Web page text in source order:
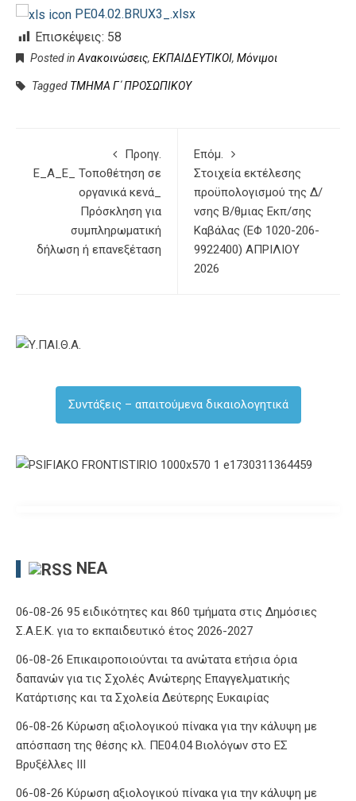
PE04.02.BRUX3_.xlsx
Επισκέψεις: 58
Posted in Ανακοινώσεις, ΕΚΠΑΙΔΕΥΤΙΚΟΙ, Μόνιμοι
Tagged ΤΜΗΜΑ Γ΄ ΠΡΟΣΩΠΙΚΟΥ
Προηγ.
Ε_Α_Ε_ Τοποθέτηση σε
οργανικά κενά_
Πρόσκληση για
συμπληρωματική
δήλωση ή επανεξέταση
Επόμ.
Στοιχεία εκτέλεσης
προϋπολογισμού της Δ/
νσης Β/θμιας Εκπ/σης
Καβάλας (ΕΦ 1020-206-
9922400) ΑΠΡΙΛΙΟΥ
2026
Συντάξεις – απαιτούμενα δικαιολογητικά
ΝΈΑ
06-08-26 95 ειδικότητες και 860 τμήματα στις Δημόσιες
Σ.Α.Ε.Κ. για το εκπαιδευτικό έτος 2026-2027
06-08-26 Επικαιροποιούνται τα ανώτατα ετήσια όρια
δαπανών για τις Σχολές Ανώτερης Επαγγελματικής
Κατάρτισης και τα Σχολεία Δεύτερης Ευκαιρίας
06-08-26 Κύρωση αξιολογικού πίνακα για την κάλυψη με
απόσπαση της θέσης κλ. ΠΕ04.04 Βιολόγων στο ΕΣ
Βρυξέλλες ΙΙΙ
06-08-26 Κύρωση αξιολογικού πίνακα για την κάλυψη με